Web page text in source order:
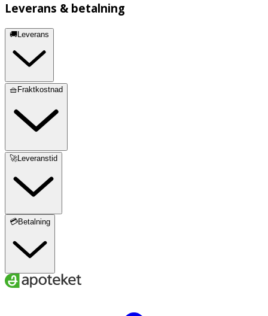
Leverans & betalning
🚚Leverans
🧺Fraktkostnad
🚀Leveranstid
💳Betalning